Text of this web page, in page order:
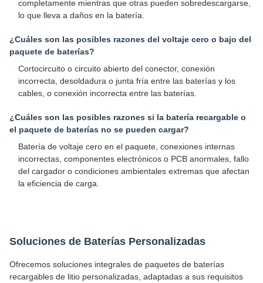
completamente mientras que otras pueden sobredescargarse,
lo que lleva a daños en la batería.
¿Cuáles son las posibles razones del voltaje cero o bajo del
paquete de baterías?
Cortocircuito o circuito abierto del conector, conexión
incorrecta, desoldadura o junta fría entre las baterías y los
cables, o conexión incorrecta entre las baterías.
¿Cuáles son las posibles razones si la batería recargable o
el paquete de baterías no se pueden cargar?
Batería de voltaje cero en el paquete, conexiones internas
incorrectas, componentes electrónicos o PCB anormales, fallo
del cargador o condiciones ambientales extremas que afectan
la eficiencia de carga.
Soluciones de Baterías Personalizadas
Ofrecemos soluciones integrales de paquetes de baterías
recargables de litio personalizadas, adaptadas a sus requisitos